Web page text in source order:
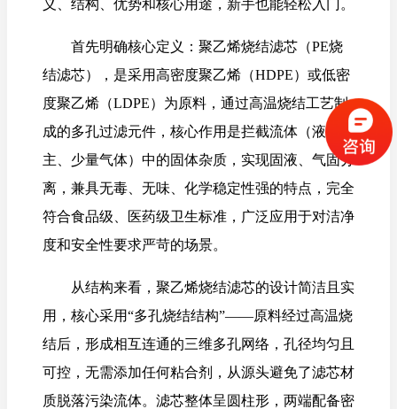
义、结构、优势和核心用途，新手也能轻松入门。
首先明确核心定义：聚乙烯烧结滤芯（PE烧
结滤芯），是采用高密度聚乙烯（HDPE）或低密
度聚乙烯（LDPE）为原料，通过高温烧结工艺制
成的多孔过滤元件，核心作用是拦截流体（液体为
主、少量气体）中的固体杂质，实现固液、气固分
离，兼具无毒、无味、化学稳定性强的特点，完全
符合食品级、医药级卫生标准，广泛应用于对洁净
度和安全性要求严苛的场景。
从结构来看，聚乙烯烧结滤芯的设计简洁且实
用，核心采用“多孔烧结结构”——原料经过高温烧
结后，形成相互连通的三维多孔网络，孔径均匀且
可控，无需添加任何粘合剂，从源头避免了滤芯材
质脱落污染流体。滤芯整体呈圆柱形，两端配备密